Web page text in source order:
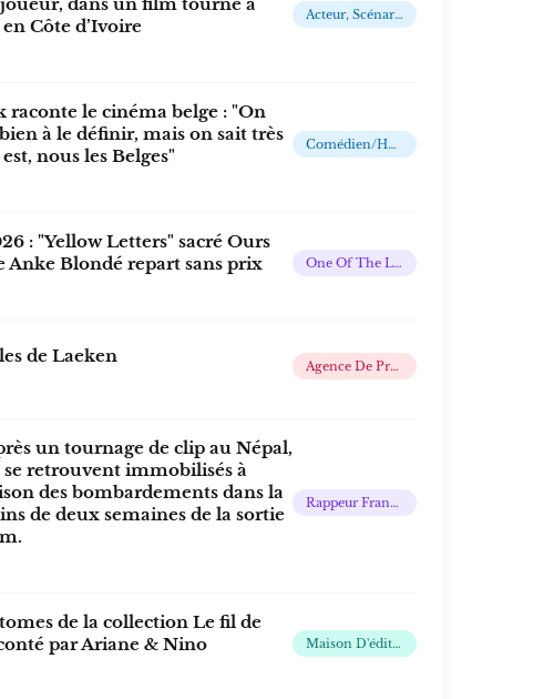
Côte d’Ivoire
Acteur, Scénariste, Réalisateur Et Humoriste Belge
raconte le cinéma belge : "On
à le définir, mais on sait très
nous les Belges"
Comédien/humoriste/animateur Audiovisuel
: "Yellow Letters" sacré Ours
Anke Blondé repart sans prix
One Of The Largest Public Film Festivals & A Forum For The Global Film Community
de Laeken Agence De Promotion Touristique, Culturel Et Événementiel
un tournage de clip au Népal,
se retrouvent immobilisés à
des bombardements dans la
de deux semaines de la sortie
Rappeur Français
de la collection Le fil de
par Ariane & Nino
Maison D'édition